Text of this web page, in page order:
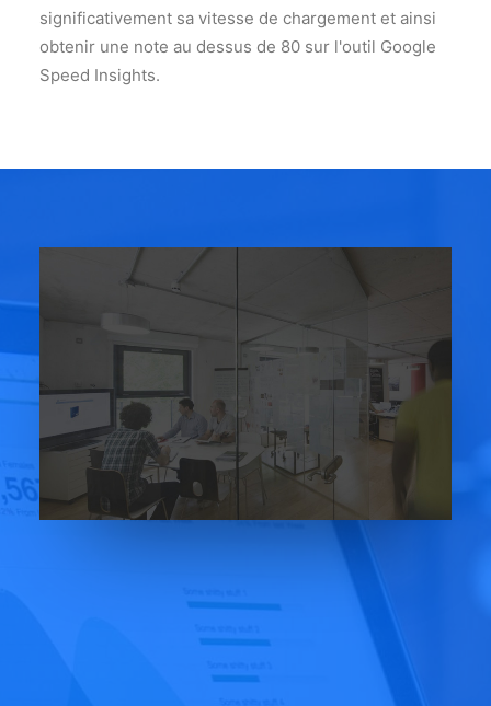
significativement sa vitesse de chargement et ainsi
obtenir une note au dessus de 80 sur l'outil Google
Speed Insights.